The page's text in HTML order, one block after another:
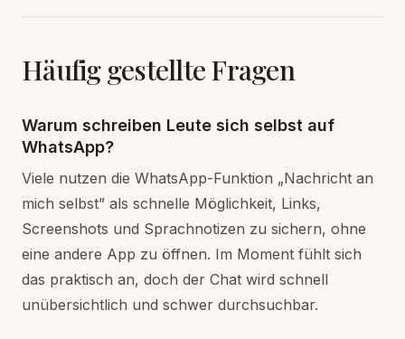
Häufig gestellte Fragen
Warum schreiben Leute sich selbst auf
WhatsApp?
Viele nutzen die WhatsApp-Funktion „Nachricht an
mich selbst” als schnelle Möglichkeit, Links,
Screenshots und Sprachnotizen zu sichern, ohne
eine andere App zu öffnen. Im Moment fühlt sich
das praktisch an, doch der Chat wird schnell
unübersichtlich und schwer durchsuchbar.